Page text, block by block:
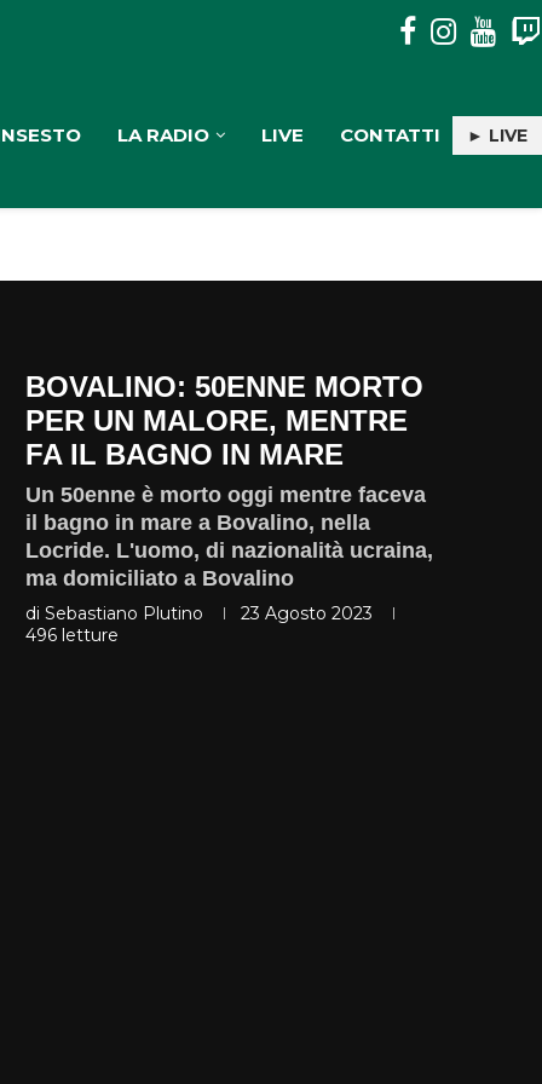
PULISERVICE: INGAGGIATA RACHELE PIOLI
LA RADIO LIVE CONTATTI ► LIVE
BOVALINO: 50ENNE MORTO
PER UN MALORE, MENTRE
FA IL BAGNO IN MARE
Un 50enne è morto oggi mentre faceva
il bagno in mare a Bovalino, nella
Locride. L'uomo, di nazionalità ucraina,
ma domiciliato a Bovalino
di Sebastiano Plutino
23 Agosto 2023
496 letture